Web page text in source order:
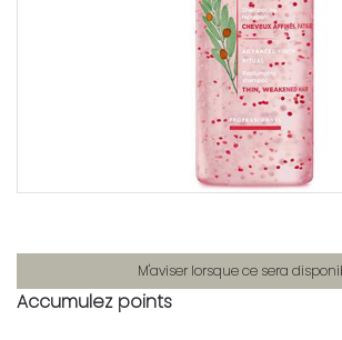
M'aviser lorsque ce sera
Accumulez points